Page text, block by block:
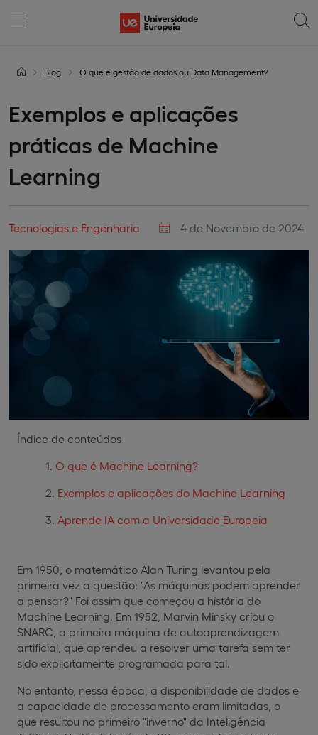
Blog O que é gestão de dados ou Data Management?
Exemplos e aplicações
práticas de Machine
Learning
Tecnologias e Engenharia 4 de Novembro de 2024
Índice de conteúdos
O que é Machine Learning?
Exemplos e aplicações do Machine Learning
Aprende IA com a Universidade Europeia
Em 1950, o matemático Alan Turing levantou pela
primeira vez a questão: "As máquinas podem aprender
a pensar?" Foi assim que começou a história do
Machine Learning. Em 1952, Marvin Minsky criou o
SNARC, a primeira máquina de autoaprendizagem
artificial, que aprendeu a resolver uma tarefa sem ter
sido explicitamente programada para tal.
No entanto, nessa época, a disponibilidade de dados e
a capacidade de processamento eram limitadas, o
que resultou no primeiro "inverno" da Inteligência